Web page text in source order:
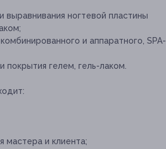
ногтевой пластины
и аппаратного, SPA-
гелем, гель-лаком.
мастера и клиента;